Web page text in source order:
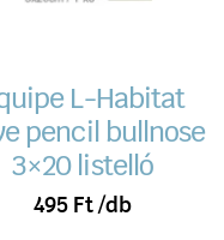
L-Habitat
pencil bullnose
3×20 listelló
495 Ft /db